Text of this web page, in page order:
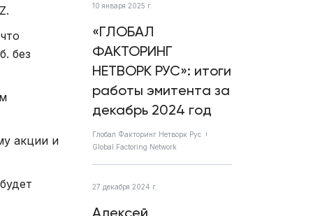
без
акции и
10 января 2025 г.
«ГЛОБАЛ
ФАКТОРИНГ
НЕТВОРК РУС»: итоги
работы эмитента за
декабрь 2024 год
Глобал Факторинг Нетворк Рус
Global Factoring Network
27 декабря 2024 г.
Алексей